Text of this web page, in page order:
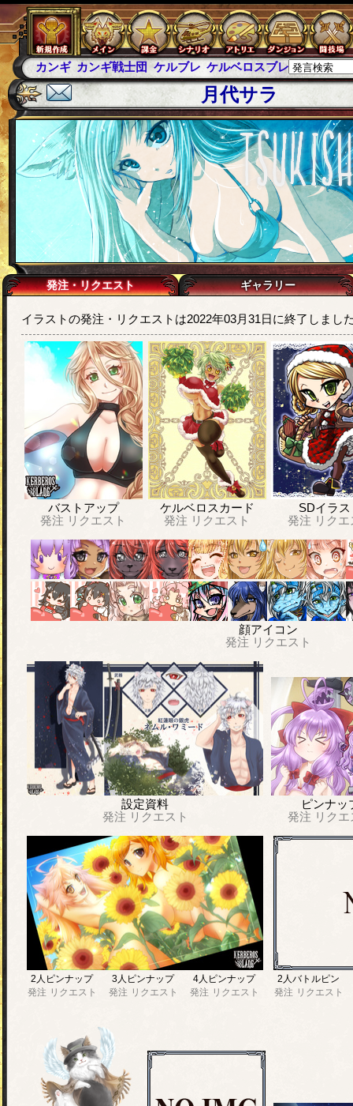
カンギ カンギ戦士団 ケルブレ ケルベロスブレイド スパ
月代サラ
発注・リクエスト ギャラリー
イラストの発注・リクエストは2022年03月31日に終了しまし
バストアップ
発注 リクエスト
ケルベロスカード
発注 リクエスト
SDイラス
発注 リク
顔アイコン
発注 リクエスト
設定資料
発注 リクエスト
ピンナッ
発注 リク
2人ピンナップ
発注 リクエスト
3人ピンナップ
発注 リクエスト
4人ピンナップ
発注 リクエスト
2人バトルピン
発注 リクエスト